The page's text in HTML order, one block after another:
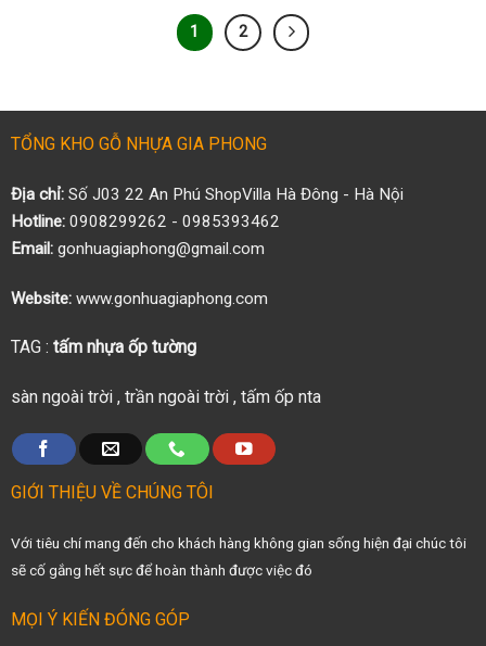
1 2
TỔNG KHO GỖ NHỰA GIA PHONG
Địa chỉ:Số J03 22 An Phú ShopVilla Hà Đông - Hà Nội
Hotline:0908299262 - 0985393462
Email:gonhuagiaphong@gmail.com
Website:www.gonhuagiaphong.com
TAG : tấm nhựa ốp tường
sàn ngoài trời, trần ngoài trời, tấm ốp nta
GIỚI THIỆU VỀ CHÚNG TÔI
Với tiêu chí mang đến cho khách hàng không gian sống hiện đại chúc tôi
sẽ cố gắng hết sực để hoàn thành được việc đó
MỌI Ý KIẾN ĐÓNG GÓP